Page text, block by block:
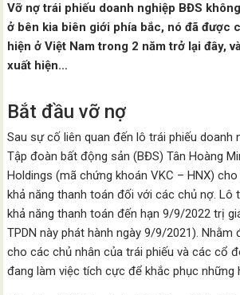
Vỡ nợ trái phiếu doanh nghiệp BĐS
ở bên kia biên giới phía bắc, nó đã được
hiện ở Việt Nam trong 2 năm trở lại đây,
xuất hiện…
Bắt đầu vỡ nợ
Sau sự cố liên quan đến lô trái phiếu doanh
Tập đoàn bất động sản (BĐS) Tân Hoàng
Holdings (mã chứng khoán VKC – HNX)
khả năng thanh toán đối với các chủ nợ. Lô
khả năng thanh toán đến hạn 9/9/2022 trị
TPDN này phát hành ngày 9/9/2021). Nhằm
cho các chủ nhân của trái phiếu và các cổ
đang làm việc tích cực để khắc phục những